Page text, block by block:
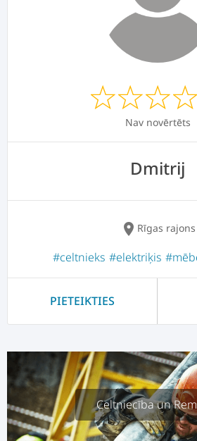
Nav novērtēts
Dmitrij
location_on Rīgas rajons
#celtnieks #elektriķis
PIETEIKTIES
Celtniecība un